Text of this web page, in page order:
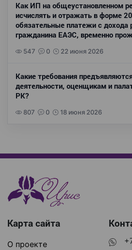
Как ИП на общеустановленном
исчислять и отражать в форме
обязательные платежи с дохода
гражданина ЕАЭС, временно
547 0 22 июня 2026
Какие требования
деятельности, оценщикам и
РК?
807 0 18 июня 2026
Карта сайта
О проекте